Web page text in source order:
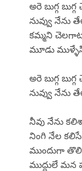
అరె బుగ్గ
నువ్వు నేను
కమ్మని
మూడు
అరె బుగ్గ
నువ్వు నేను
నీవు నేను
నింగి నేల
ముందుగా
ముద్దులే మన